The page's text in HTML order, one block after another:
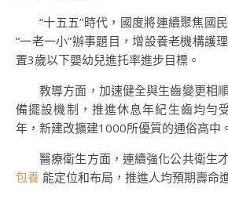
“十五五”時代，國度將連續聚焦國
“一老一小”辦事題目，增設養老機構護
置3歲以下嬰幼兒進托率進步目標。
教導方面，加速健全與生齒變更相
備擺設機制，推進休息年紀生齒均勻
年，新建改擴建1000所優質的通俗高中。
醫療衛生方面，連續強化公共衛生
包養 能定位和布局，推進人均預期壽命